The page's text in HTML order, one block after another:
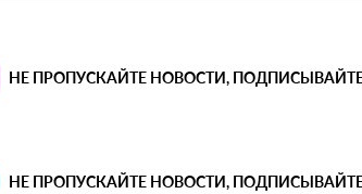
НЕ ПРОПУСКАЙТЕ НОВОСТИ,
НЕ ПРОПУСКАЙТЕ НОВОСТИ,